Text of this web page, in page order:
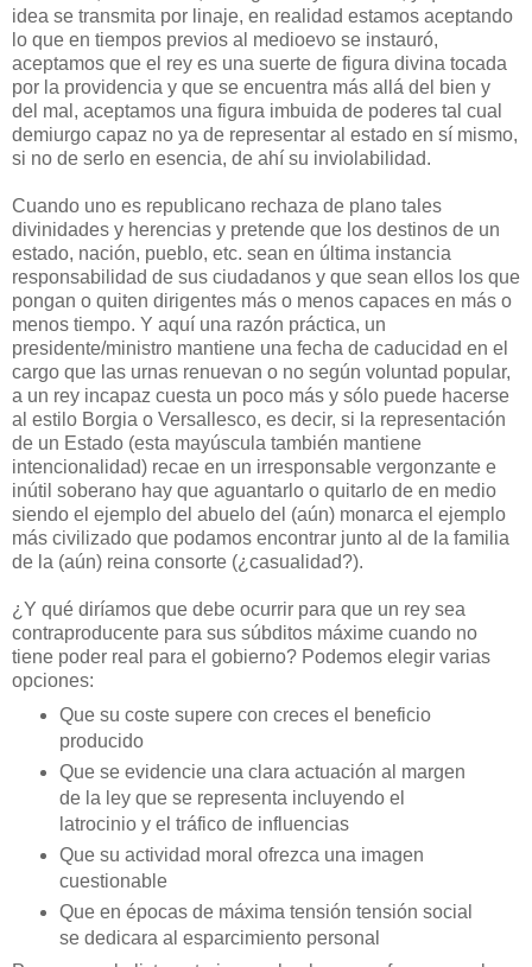
idea se transmita por linaje, en realidad estamos aceptando
lo que en tiempos previos al medioevo se instauró,
aceptamos que el rey es una suerte de figura divina tocada
por la providencia y que se encuentra más allá del bien y
del mal, aceptamos una figura imbuida de poderes tal cual
demiurgo capaz no ya de representar al estado en sí mismo,
si no de serlo en esencia, de ahí su inviolabilidad.
Cuando uno es republicano rechaza de plano tales
divinidades y herencias y pretende que los destinos de un
estado, nación, pueblo, etc. sean en última instancia
responsabilidad de sus ciudadanos y que sean ellos los que
pongan o quiten dirigentes más o menos capaces en más o
menos tiempo. Y aquí una razón práctica, un
presidente/ministro mantiene una fecha de caducidad en el
cargo que las urnas renuevan o no según voluntad popular,
a un rey incapaz cuesta un poco más y sólo puede hacerse
al estilo Borgia o Versallesco, es decir, si la representación
de un Estado (esta mayúscula también mantiene
intencionalidad) recae en un irresponsable vergonzante e
inútil soberano hay que aguantarlo o quitarlo de en medio
siendo el ejemplo del abuelo del (aún) monarca el ejemplo
más civilizado que podamos encontrar junto al de la familia
de la (aún) reina consorte (¿casualidad?).
¿Y qué diríamos que debe ocurrir para que un rey sea
contraproducente para sus súbditos máxime cuando no
tiene poder real para el gobierno? Podemos elegir varias
opciones:
Que su coste supere con creces el beneficio
producido
Que se evidencie una clara actuación al margen
de la ley que se representa incluyendo el
latrocinio y el tráfico de influencias
Que su actividad moral ofrezca una imagen
cuestionable
Que en épocas de máxima tensión tensión social
se dedicara al esparcimiento personal